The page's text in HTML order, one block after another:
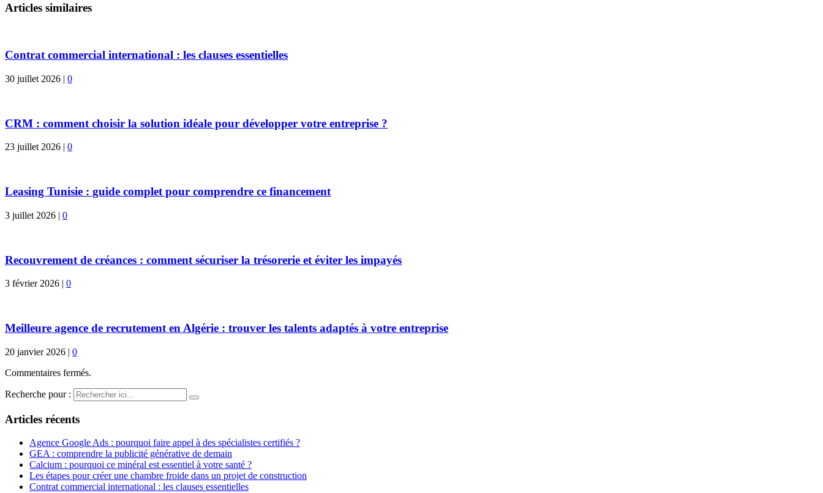
Articles similaires
Contrat commercial international : les clauses essentielles
30 juillet 2026 | 0
CRM : comment choisir la solution idéale pour développer votre entreprise ?
23 juillet 2026 0
Leasing Tunisie : guide complet pour comprendre ce financement
3 juillet 2026 | 0
Recouvrement de créances : comment sécuriser la trésorerie et éviter les impayés
3 février 2026 | 0
Meilleure agence de recrutement en Algérie : trouver les talents adaptés à votre entreprise
20 janvier 2026 | 0
Commentaires fermés.
Recherche pour :
Articles récents
Agence Google Ads : pourquoi faire appel à des spécialistes certifiés ?
GEA : comprendre la publicité générative de demain
Calcium : pourquoi ce minéral est essentiel à votre santé ?
Les étapes pour créer une chambre froide dans un projet de construction
Contrat commercial international : les clauses essentielles